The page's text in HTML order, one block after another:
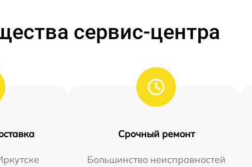
сервис-центра
Срочный ремонт
Большинство неисправностей